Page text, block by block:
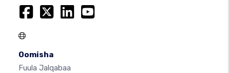
Oomisha
Fuula Jalqabaa